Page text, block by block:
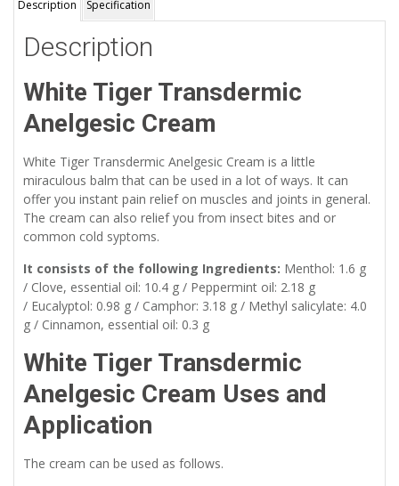
Description Specification
Description
White Tiger Transdermic
Anelgesic Cream
White Tiger Transdermic Anelgesic Cream is a little
miraculous balm that can be used in a lot of ways. It can
offer you instant pain relief on muscles and joints in general.
The cream can also relief you from insect bites and or
common cold syptoms.
It consists of the following Ingredients: Menthol: 1.6 g
/ Clove, essential oil: 10.4 g / Peppermint oil: 2.18 g
/ Eucalyptol: 0.98 g / Camphor: 3.18 g / Methyl salicylate: 4.0
g / Cinnamon, essential oil: 0.3 g
White Tiger Transdermic
Anelgesic Cream Uses and
Application
The cream can be used as follows.